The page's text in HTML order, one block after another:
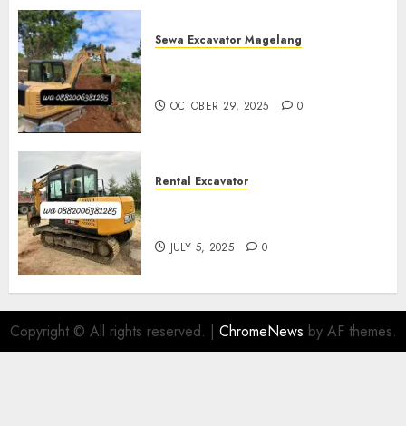
Sewa Excavator Magelang
OCTOBER 29, 2025 0
Rental Excavator
JULY 5, 2025 0
Copyright © All rights reserved. | ChromeNews by AF themes.